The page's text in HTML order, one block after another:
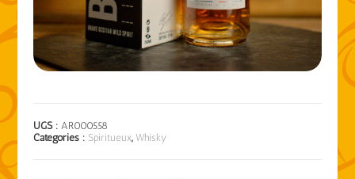
UGS : AR000558
Catégories : Spiritueux, Whisky